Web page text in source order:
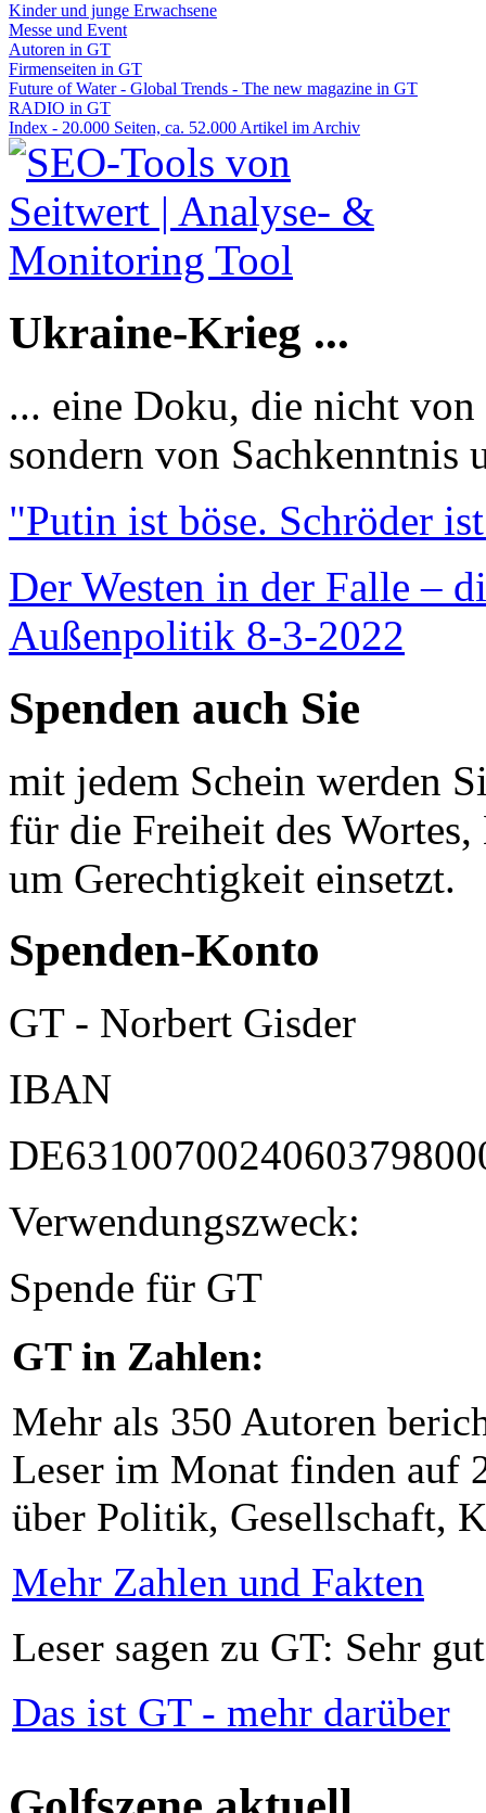
Kinder und junge Erwachsene
Messe und Event
Autoren in GT
Firmenseiten in GT
Future of Water - Global Trends - The new magazine in GT
RADIO in GT
Index - 20.000 Seiten, ca. 52.000 Artikel im Archiv
Ukraine-Krieg ...
... eine Doku, die nicht
sondern von Sachkenntnis
"Putin ist böse. Schröder
Der Westen in der Falle –
Außenpolitik 8-3-2022
Spenden auch Sie
mit jedem Schein werden
für die Freiheit des
um Gerechtigkeit einsetzt.
Spenden-Konto
GT - Norbert Gisder
IBAN
Verwendungszweck:
Spende für GT
GT in Zahlen:
Mehr als 350 Autoren
Leser im Monat finden auf
über Politik, Gesellschaft,
Mehr Zahlen und Fakten
Leser sagen zu GT: Sehr
Das ist GT - mehr darüber